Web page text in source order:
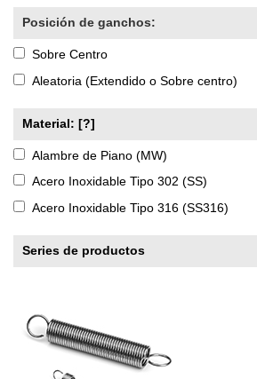
Posición de ganchos:
Sobre Centro
Aleatoria (Extendido o Sobre centro)
Material: [?]
Alambre de Piano (MW)
Acero Inoxidable Tipo 302 (SS)
Acero Inoxidable Tipo 316 (SS316)
Series de productos